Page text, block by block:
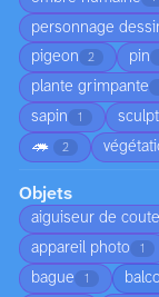
personnage
pigeon 2 pin
plante grimpante
sapin 1
🦔 2
Objets
aiguiseur de
appareil photo 1
bague 1